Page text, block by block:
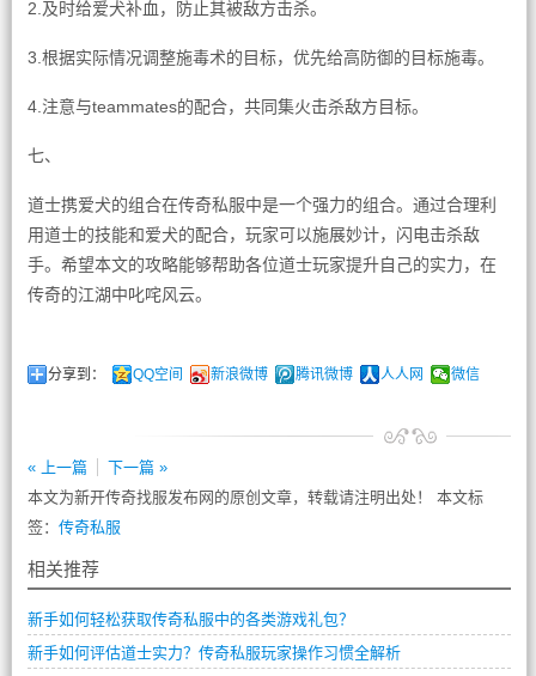
2.及时给爱犬补血，防止其被敌方击杀。
3.根据实际情况调整施毒术的目标，优先给高防御的目标施毒。
4.注意与teammates的配合，共同集火击杀敌方目标。
七、
道士携爱犬的组合在传奇私服中是一个强力的组合。通过合理利
用道士的技能和爱犬的配合，玩家可以施展妙计，闪电击杀敌
手。希望本文的攻略能够帮助各位道士玩家提升自己的实力，在
传奇的江湖中叱咤风云。
分享到： QQ空间 新浪微博 腾讯微博 人人网 微信
« 上一篇
下一篇 »
本文为新开传奇找服发布网的原创文章，转载请注明出处！ 本文标
签： 传奇私服
相关推荐
新手如何轻松获取传奇私服中的各类游戏礼包？
新手如何评估道士实力？传奇私服玩家操作习惯全解析